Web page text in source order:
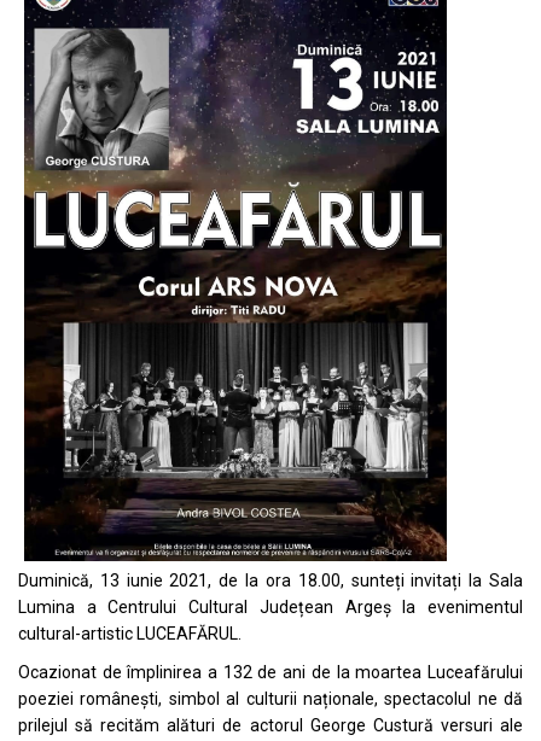
Duminică, 13 iunie 2021, de la ora 18.00, sunteți invitați la Sala
Lumina a Centrului Cultural Județean Argeș la evenimentul
cultural-artistic LUCEAFĂRUL.
Ocazionat de împlinirea a 132 de ani de la moartea Luceafărului
poeziei românești, simbol al culturii naționale, spectacolul ne dă
prilejul să recităm alături de actorul George Custură versuri ale